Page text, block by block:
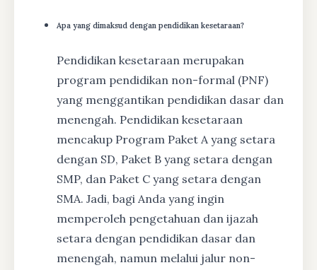
Apa yang dimaksud dengan pendidikan kesetaraan?
Pendidikan kesetaraan merupakan
program pendidikan non-formal (PNF)
yang menggantikan pendidikan dasar dan
menengah. Pendidikan kesetaraan
mencakup Program Paket A yang setara
dengan SD, Paket B yang setara dengan
SMP, dan Paket C yang setara dengan
SMA. Jadi, bagi Anda yang ingin
memperoleh pengetahuan dan ijazah
setara dengan pendidikan dasar dan
menengah, namun melalui jalur non-